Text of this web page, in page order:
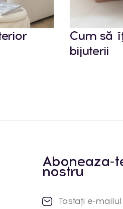
Cum să
bijuterii
Aboneaza-
nostru